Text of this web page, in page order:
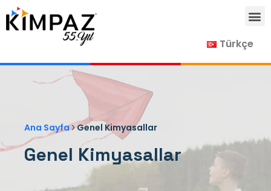
Türkçe
Ana Sayfa›Genel Kimyasallar
Genel Kimyasallar